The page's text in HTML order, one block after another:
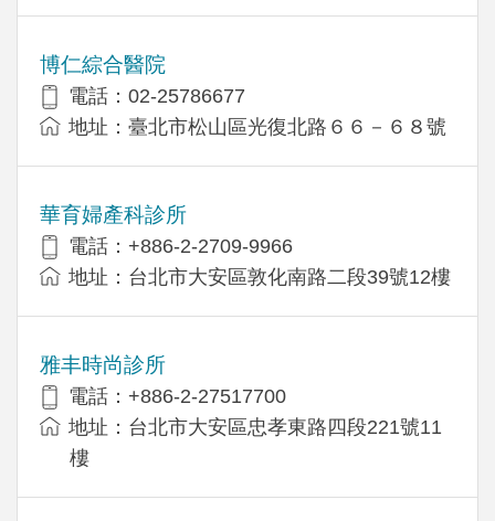
博仁綜合醫院
電話：02-25786677
地址：臺北市松山區光復北路６６－６８號
華育婦產科診所
電話：+886-2-2709-9966
地址：台北市大安區敦化南路二段39號12樓
雅丰時尚診所
電話：+886-2-27517700
地址：台北市大安區忠孝東路四段221號11
樓